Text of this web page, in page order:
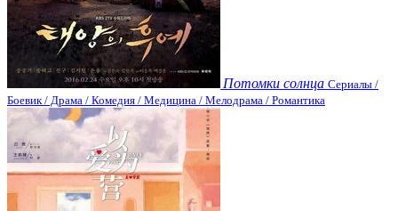
Потомки солнца Сериалы /
Боевик / Драма / Комедия / Медицина / Мелодрама / Романтика